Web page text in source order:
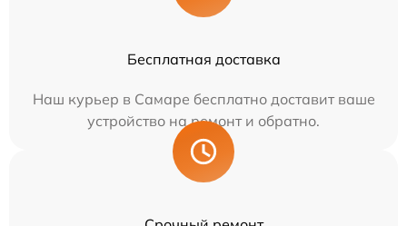
Бесплатная доставка
Наш курьер в Самаре бесплатно доставит ваше
устройство на ремонт и обратно.